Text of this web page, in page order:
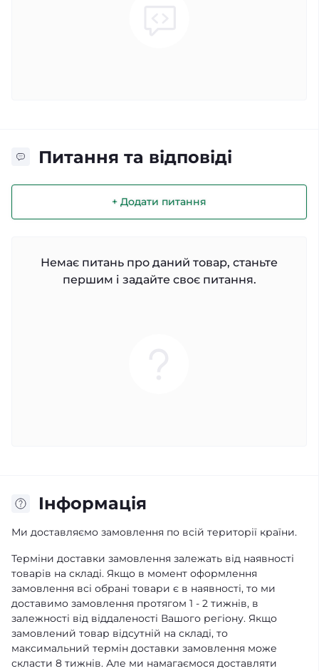
Питання та відповіді
+ Додати питання
Немає питань про даний товар, станьте
першим і задайте своє питання.
Iнформація
Ми доставляємо замовлення по всій території країни.
Терміни доставки замовлення залежать від наявності
товарів на складі. Якщо в момент оформлення
замовлення всі обрані товари є в наявності, то ми
доставимо замовлення протягом 1 - 2 тижнів, в
залежності від віддаленості Вашого регіону. Якщо
замовлений товар відсутній на складі, то
максимальний термін доставки замовлення може
скласти 8 тижнів. Але ми намагаємося доставляти